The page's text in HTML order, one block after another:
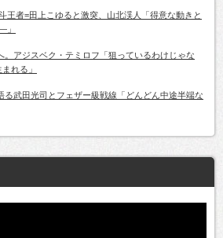
王者=田上こゆると激突、山北渓人「得意な動きと
」
。アジスベク・テミロフ「狙っているわけじゃな
れる」
る武田光司とフェザー級戦線「どんどん中途半端な